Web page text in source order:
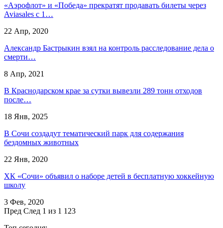
«Аэрофлот» и «Победа» прекратят продавать билеты через
Aviasales с 1…
22 Апр, 2020
​Александр Бастрыкин взял на контроль расследование дела о
смерти…
8 Апр, 2021
В Краснодарском крае за сутки вывезли 289 тонн отходов
после…
18 Янв, 2025
В Сочи создадут тематический парк для содержания
бездомных животных
22 Янв, 2020
ХК «Сочи» объявил о наборе детей в бесплатную хоккейную
школу
3 Фев, 2020
Пред След 1 из 1 123